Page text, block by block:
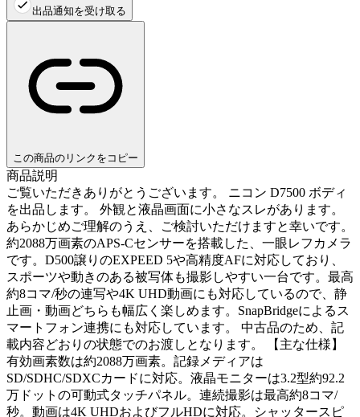
出品通知を受け取る
この商品のリンクをコピー
商品説明
ご覧いただきありがとうございます。 ニコン D7500 ボディ
を出品します。 外観と液晶画面に小さなスレがあります。
あらかじめご理解のうえ、ご検討いただけますと幸いです。
約2088万画素のAPS-Cセンサーを搭載した、一眼レフカメラ
です。D500譲りのEXPEED 5や高精度AFに対応しており、
スポーツや動きのある被写体も撮影しやすい一台です。最高
約8コマ/秒の連写や4K UHD動画にも対応しているので、静
止画・動画どちらも幅広く楽しめます。SnapBridgeによるス
マートフォン連携にも対応しています。 中古品のため、記
載内容どおりの状態でのお渡しとなります。 【主な仕様】
有効画素数は約2088万画素。記録メディアは
SD/SDHC/SDXCカードに対応。液晶モニターは3.2型約92.2
万ドットの可動式タッチパネル。連続撮影は最高約8コマ/
秒。動画は4K UHDおよびフルHDに対応。シャッタースピ